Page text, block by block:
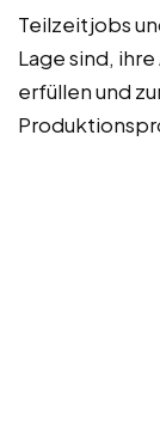
Teilzeitjobs
Lage sind,
erfüllen und